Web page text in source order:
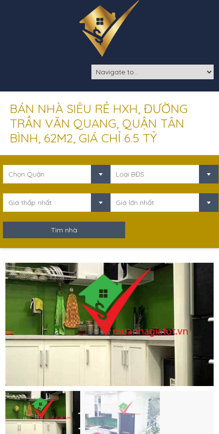
BÁN NHÀ SIÊU RẺ HXH, ĐƯỜNG
TRẦN VĂN QUANG, QUẬN TÂN
BÌNH, 62M2, GIÁ CHỈ 6.5 TỶ
Chọn Quận Loại BĐS
Giá thấp nhất Giá lớn nhất